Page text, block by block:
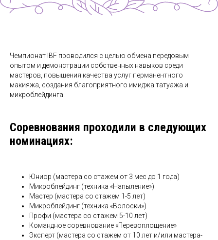
Чемпионат IBF проводился с целью обмена передовым
опытом и демонстрации собственных навыков среди
мастеров, повышения качества услуг перманентного
макияжа, создания благоприятного имиджа татуажа и
микроблейдинга.
Соревнования проходили в следующих
номинациях:
Юниор (мастера со стажем от 3 мес до 1 года)
Микроблейдинг (техника «Напыление»)
Мастер (мастера со стажем 1-5 лет)
Микроблейдинг (техника «Волоски»)
Профи (мастера со стажем 5-10 лет)
Командное соревнование «Перевоплощение»
Эксперт (мастера со стажем от 10 лет и/или мастера-